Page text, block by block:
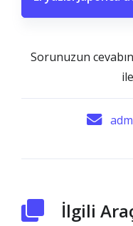
Sorunuzun
İlgili